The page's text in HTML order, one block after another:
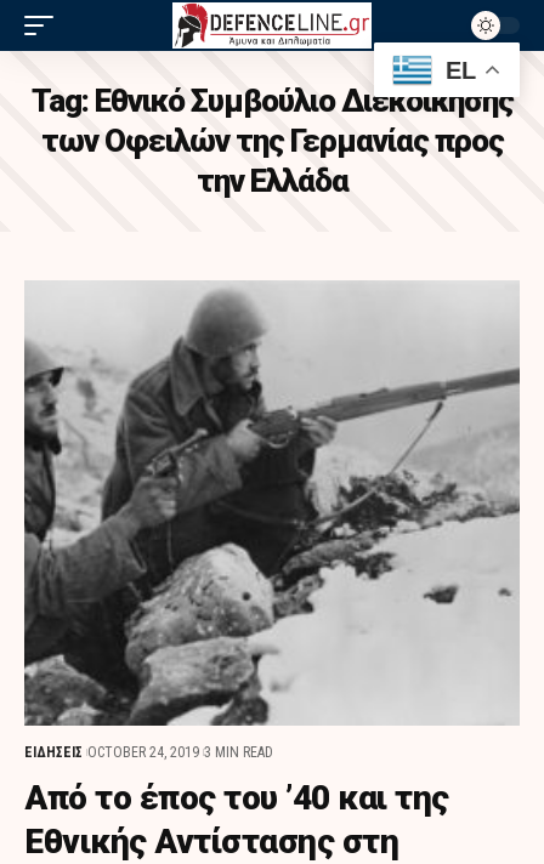
Tag: Εθνικό Συμβούλιο Διεκδίκησης
των Οφειλών της Γερμανίας προς
την Ελλάδα
ΕΙΔΗΣΕΙΣ OCTOBER 24, 2019 3 MIN READ
Από το έπος του ’40 και της
Εθνικής Αντίστασης στη
EL